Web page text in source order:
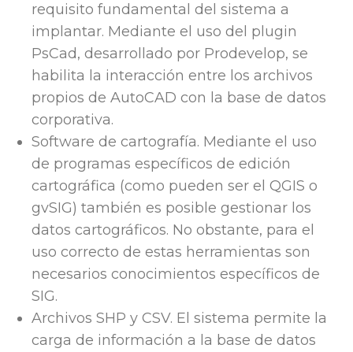
requisito fundamental del sistema a
implantar. Mediante el uso del plugin
PsCad, desarrollado por Prodevelop, se
habilita la interacción entre los archivos
propios de AutoCAD con la base de datos
corporativa.
Software de cartografía. Mediante el uso
de programas específicos de edición
cartográfica (como pueden ser el QGIS o
gvSIG) también es posible gestionar los
datos cartográficos. No obstante, para el
uso correcto de estas herramientas son
necesarios conocimientos específicos de
SIG.
Archivos SHP y CSV. El sistema permite la
carga de información a la base de datos